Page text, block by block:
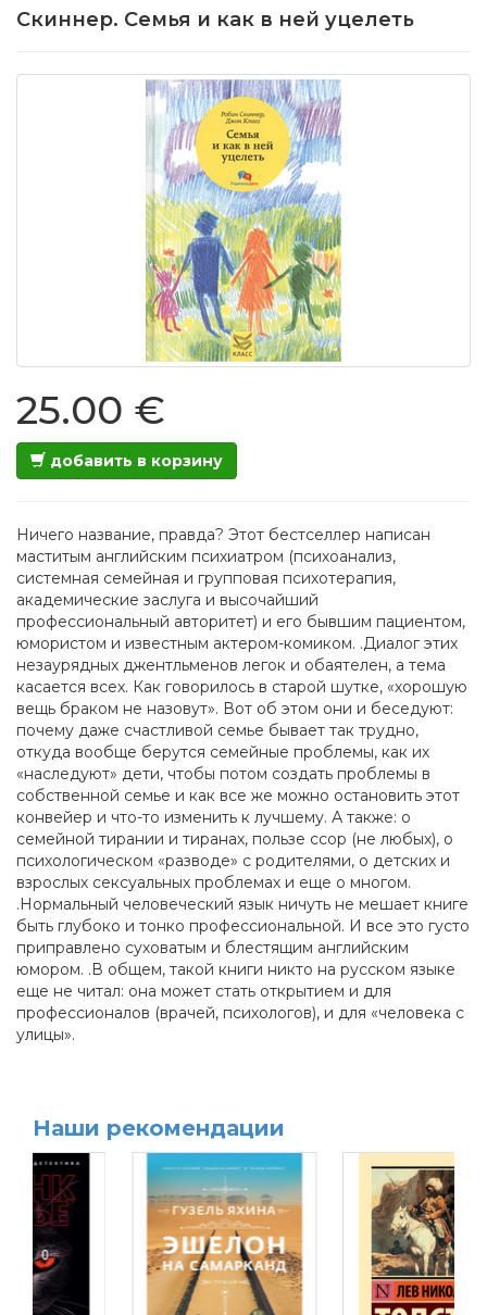
Скиннер. Семья и как в ней уцелеть
25.00 €
добавить в корзину
Ничего название, правда? Этот бестселлер написан
маститым английским психиатром (психоанализ,
системная семейная и групповая психотерапия,
академические заслуга и высочайший
профессиональный авторитет) и его бывшим пациентом,
юмористом и известным актером-комиком. .Диалог этих
незаурядных джентльменов легок и обаятелен, а тема
касается всех. Как говорилось в старой шутке, «хорошую
вещь браком не назовут». Вот об этом они и беседуют:
почему даже счастливой семье бывает так трудно,
откуда вообще берутся семейные проблемы, как их
«наследуют» дети, чтобы потом создать проблемы в
собственной семье и как все же можно остановить этот
конвейер и что-то изменить к лучшему. А также: о
семейной тирании и тиранах, пользе ссор (не любых), о
психологическом «разводе» с родителями, о детских и
взрослых сексуальных проблемах и еще о многом.
.Нормальный человеческий язык ничуть не мешает книге
быть глубоко и тонко профессиональной. И все это густо
приправлено суховатым и блестящим английским
юмором. .В общем, такой книги никто на русском языке
еще не читал: она может стать открытием и для
профессионалов (врачей, психологов), и для «человека с
улицы».
Наши рекомендации